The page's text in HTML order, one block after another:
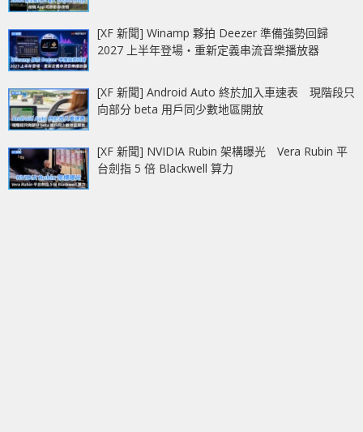
[XF 新聞] Winamp 夥拍 Deezer 準備強勢回歸
2027 上半年登場‧重新定義串流音樂播放器
[XF 新聞] Android Auto 終於加入車速表 現階段只
向部分 beta 用戶同少數地區開放
[XF 新聞] NVIDIA Rubin 架構曝光 Vera Rubin 平
台劍指 5 倍 Blackwell 算力